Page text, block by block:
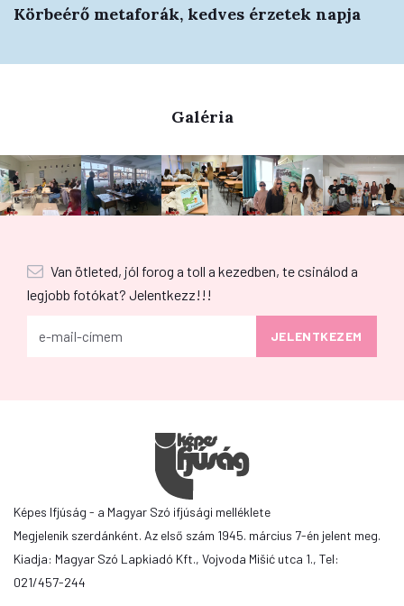
Körbeérő metaforák, kedves érzetek napja
Galéria
Van ötleted, jól forog a toll a kezedben, te csinálod a
legjobb fotókat? Jelentkezz!!!
Képes Ifjúság - a Magyar Szó ifjúsági melléklete
Megjelenik szerdánként. Az első szám 1945. március 7-én jelent meg.
Kiadja: Magyar Szó Lapkiadó Kft., Vojvoda Mišić utca 1., Tel:
021/457-244